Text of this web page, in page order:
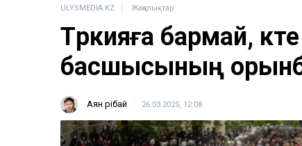
ULYSMEDIA.KZ Жаңалықтар
Түркияға бармай,
басшысының
Аян Өрібай 26.03.2025, 12:08